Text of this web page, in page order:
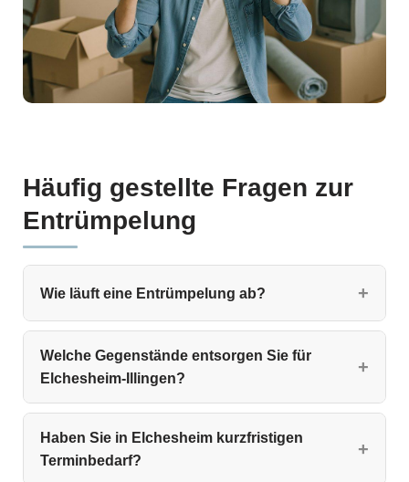
Häufig gestellte Fragen zur
Entrümpelung
Wie läuft eine Entrümpelung ab?
Welche Gegenstände entsorgen Sie für
Elchesheim-Illingen?
Haben Sie in Elchesheim kurzfristigen
Terminbedarf?